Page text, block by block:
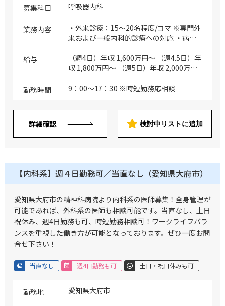
募集科目 呼吸器内科
業務内容
・外来診療：15～20名程度/コマ ※専門外
来および一般内科的診療への対応 ・病棟
患者管理、呼吸器不全管理、人工呼吸器管
理、呼吸器感染症管理 ・救急対応 ※二次
※専門領域疾患の救急患者対応
給与
（週4日）年収 1,600万円～ （週4.5日）年
収 1,800万円～ （週5日）年収 2,000万円
勤務時間
9：00～17：30 ※時短勤務応相談
詳細確認 検討中リストに追加
【内科系】週４日勤務可／当直なし（愛知県大府市）
愛知県大府市の精神科病院より内科系の医師募集！全身管理が
可能であれば、外科系の医師も相談可能です。当直なし、土日
祝休み、週4日勤務も可、時短勤務相談可！ワークライフバラ
ンスを重視した働き方が可能となっております。ぜひ一度お問
合せ下さい！
当直なし 週4日勤務も可 土日・祝日休みも可
勤務地 愛知県大府市